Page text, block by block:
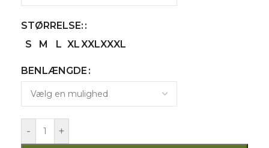
STØRRELSE:
S
M L XLXXLXXXL
BENLÆNGDE
- +